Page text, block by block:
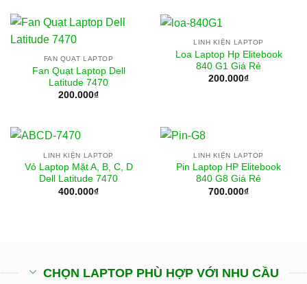
FAN QUẠT LAPTOP
Fan Quạt Laptop Dell
Latitude 7470
200.000₫
LINH KIỆN LAPTOP
Loa Laptop Hp Elitebook
840 G1 Giá Rẻ
200.000₫
LINH KIỆN LAPTOP
Vỏ Laptop Mặt A, B, C, D
Dell Latitude 7470
400.000₫
LINH KIỆN LAPTOP
Pin Laptop HP Elitebook
840 G8 Giá Rẻ
700.000₫
CHỌN LAPTOP PHÙ HỢP VỚI NHU CẦU